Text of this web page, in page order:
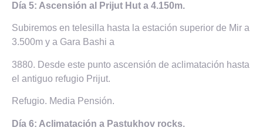
Día 5: Ascensión al Prijut Hut a 4.150m.
Subiremos en telesilla hasta la estación superior de Mir a
3.500m y a Gara Bashi a
3880. Desde este punto ascensión de aclimatación hasta
el antiguo refugio Prijut.
Refugio. Media Pensión.
Día 6: Aclimatación a Pastukhov rocks.